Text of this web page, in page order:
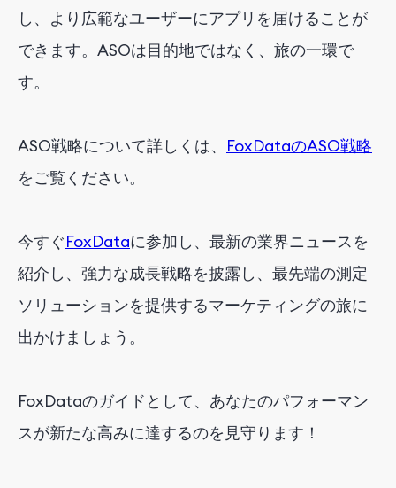
し、より広範なユーザーにアプリを届けることが
できます。ASOは目的地ではなく、旅の一環で
す。
ASO戦略について詳しくは、 FoxDataのASO戦略
をご覧ください。
今すぐFoxDataに参加し、最新の業界ニュースを
紹介し、強力な成長戦略を披露し、最先端の測定
ソリューションを提供するマーケティングの旅に
出かけましょう。
FoxDataのガイドとして、あなたのパフォーマン
スが新たな高みに達するのを見守ります！